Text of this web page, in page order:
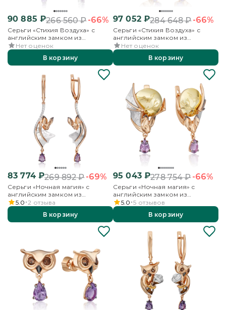
90 885 ₽266 560₽-66%
Серьги «Стихия Воздуха» с
английским замком из
комбинированного золота с
аметистами
Нет оценок
В корзину
97 052₽284 648₽-66%
Серьги «Стихия Воздуха» с
английским замком из
комбинированного золота с
аметистами
Нет оценок
В корзину
83 774₽269 892₽-69%
Серьги «Ночная магия» с
английским замком из
комбинированного золота с
аметистом и бесцветными
топазами
5.0 2 отзыва
В корзину
95 043₽278 754₽-66%
Серьги «Ночная магия» с
английским замком из
комбинированного золота с
аметистом
5.0 5 отзывов
В корзину